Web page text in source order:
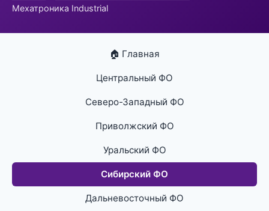
Мехатроника Industrial
🏠 Главная
Центральный ФО
Северо-Западный ФО
Приволжский ФО
Уральский ФО
Сибирский ФО
Дальневосточный ФО